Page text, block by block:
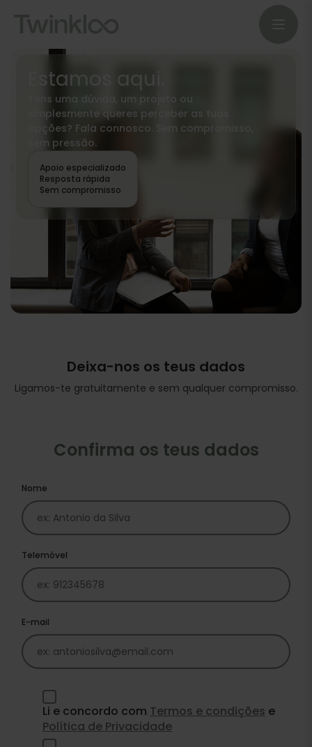
Estamos aqui.
Tens uma dúvida, um projeto ou
simplesmente queres perceber as tuas
opções? Fala connosco. Sem compromisso,
sem pressão.
Apoio especializado
Resposta rápida
Sem compromisso
Deixa-nos os teus dados
Ligamos-te gratuitamente e sem qualquer compromisso.
Confirma os teus dados
Nome
Telemóvel
E-mail
Li e concordo com Termos e condições e
Política de Privacidade